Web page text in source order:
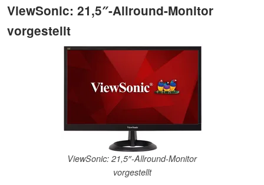
ViewSonic: 21,5″-Allround-Monitor
vorgestellt
ViewSonic: 21,5″-Allround-Monitor
vorgestellt